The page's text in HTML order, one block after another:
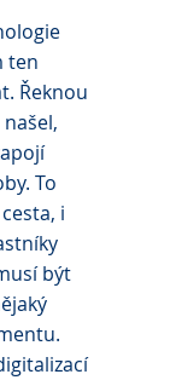
ten
Řeknou
To
i
být